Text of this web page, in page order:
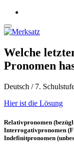
Welche
Pronomen
Deutsch / 7.
Hier ist die Lösung
Relativpronomen
Interrogativpronomen
Indefinitpronomen